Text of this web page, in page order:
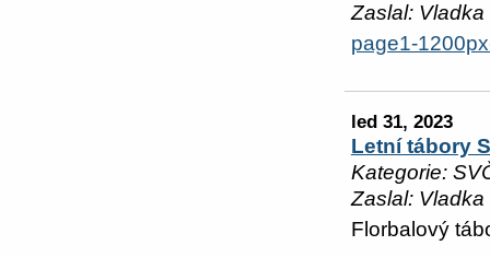
Zaslal: Vladka
page1-
led 31, 2023
Letní tábory
Kategorie:
Zaslal: Vladka
Florbalový